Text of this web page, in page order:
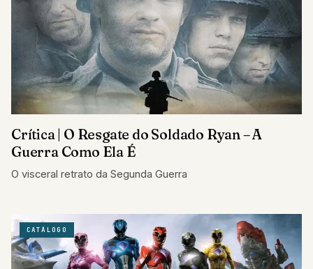
Crítica | O Resgate do Soldado Ryan – A
Guerra Como Ela É
O visceral retrato da Segunda Guerra
CATÁLOGO